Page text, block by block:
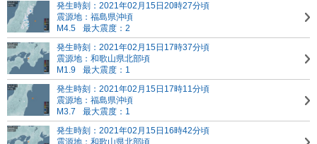
発生時刻：2021年02月15日20時27分頃
震源地：福島県沖頃
M4.5
最大震度：2
発生時刻：2021年02月15日17時37分頃
震源地：和歌山県北部頃
M1.9
最大震度：1
発生時刻：2021年02月15日17時11分頃
震源地：福島県沖頃
M3.7
最大震度：1
発生時刻：2021年02月15日16時42分頃
震源地：和歌山県北部頃